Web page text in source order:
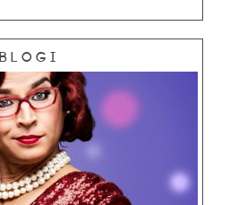
Blogi